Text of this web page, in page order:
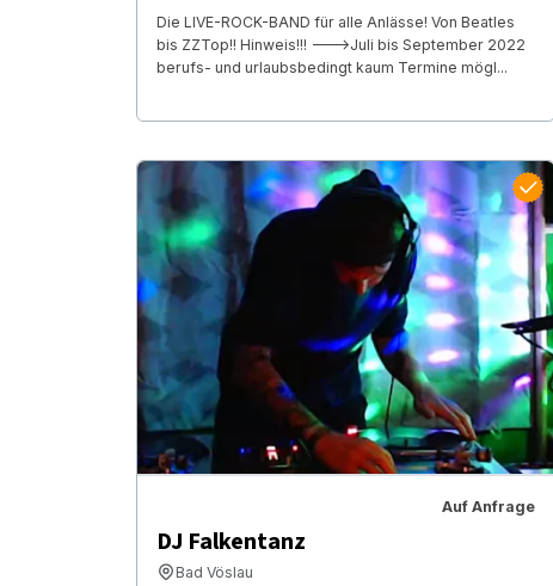
Die LIVE-ROCK-BAND für alle Anlässe! Von Beatles
bis ZZTop!! Hinweis!!! --->Juli bis September 2022
berufs- und urlaubsbedingt kaum Termine mögl...
Auf Anfrage
DJ Falkentanz
Bad Vöslau